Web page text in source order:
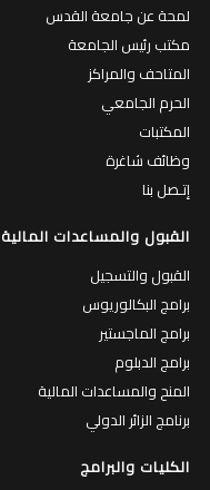
لمحة عن جامعة القدس
مكتب رئيس الجامعة
المتاحف والمراكز
الحرم الجامعي
المكتبات
وظائف شاغرة
إتـصل بنا
القبول والمساعدات المالية
القبول والتسجيل
برامج البكالوريوس
برامج الماجستير
برامج الدبلوم
المنح والمساعدات المالية
برنامج الزائر الدولي
الكليات والبرامج